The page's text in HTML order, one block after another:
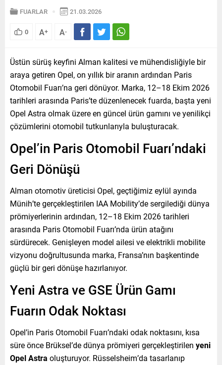
FUARLAR 21.03.2026
0 A+ A-
Üstün sürüş keyfini Alman kalitesi ve mühendisliğiyle bir
araya getiren Opel, on yıllık bir aranın ardından Paris
Otomobil Fuarı’na geri dönüyor. Marka, 12–18 Ekim 2026
tarihleri arasında Paris’te düzenlenecek fuarda, başta yeni
Opel Astra olmak üzere en güncel ürün gamını ve yenilikçi
çözümlerini otomobil tutkunlarıyla buluşturacak.
Opel’in Paris Otomobil Fuarı’ndaki
Geri Dönüşü
Alman otomotiv üreticisi Opel, geçtiğimiz eylül ayında
Münih’te gerçekleştirilen IAA Mobility’de sergilediği dünya
prömiyerlerinin ardından, 12–18 Ekim 2026 tarihleri
arasında Paris Otomobil Fuarı’nda ürün atağını
sürdürecek. Genişleyen model ailesi ve elektrikli mobilite
vizyonu doğrultusunda marka, Fransa’nın başkentinde
güçlü bir geri dönüşe hazırlanıyor.
Yeni Astra ve GSE Ürün Gamı
Fuarın Odak Noktası
Opel’in Paris Otomobil Fuarı’ndaki odak noktasını, kısa
süre önce Brüksel’de dünya prömiyeri gerçekleştirilen yeni
Opel Astra oluşturuyor. Rüsselsheim’da tasarlanıp